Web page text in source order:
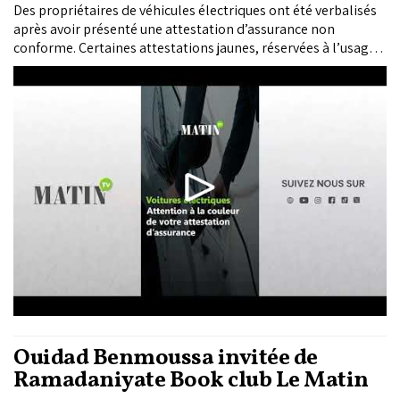
Des propriétaires de véhicules électriques ont été verbalisés
après avoir présenté une attestation d’assurance non
conforme. Certaines attestations jaunes, réservées à l’usage «
Tourisme », ont été délivrées à tort. Or, les véhicules
électriques relèvent de l’usage « Divers » et doivent disposer
d’une attestation blanche réglementaire.
Ouidad Benmoussa invitée de
Ramadaniyate Book club Le Matin